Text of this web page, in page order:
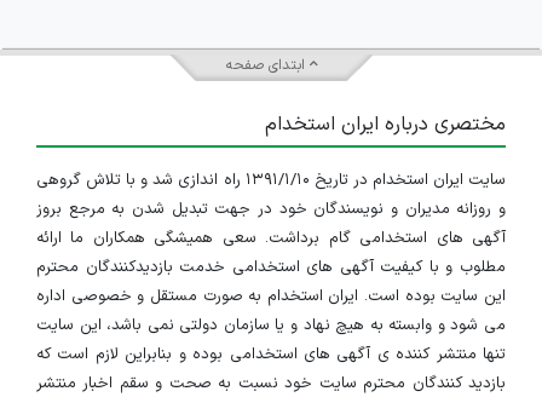
ابتدای صفحه
مختصری درباره ایران استخدام
سایت ایران استخدام در تاریخ ۱۳۹۱/۱/۱۰ راه اندازی شد و با تلاش گروهی
و روزانه مدیران و نویسندگان خود در جهت تبدیل شدن به مرجع بروز
آگهی های استخدامی گام برداشت. سعی همیشگی همکاران ما ارائه
مطلوب و با کیفیت آگهی های استخدامی خدمت بازدیدکنندگان محترم
این سایت بوده است. ایران استخدام به صورت مستقل و خصوصی اداره
می شود و وابسته به هیچ نهاد و یا سازمان دولتی نمی باشد، این سایت
تنها منتشر کننده ی آگهی های استخدامی بوده و بنابراین لازم است که
بازدید کنندگان محترم سایت خود نسبت به صحت و سقم اخبار منتشر